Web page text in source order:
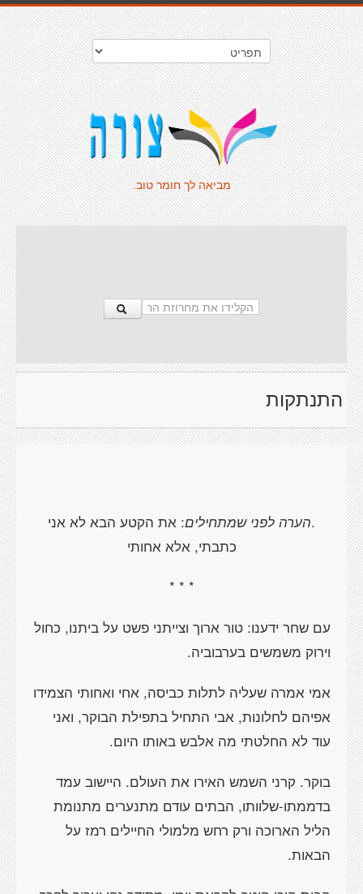
מביאה לך חומר טוב.
התנתקות
.הערה לפני שמתחילים: את הקטע הבא לא אני
כתבתי, אלא אחותי
* * *
עם שחר ידענו: טור ארוך וצייתני פשט על ביתנו, כחול
וירוק משמשים בערבוביה.
אמי אמרה שעליה לתלות כביסה, אחי ואחותי הצמידו
אפיהם לחלונות, אבי התחיל בתפילת הבוקר, ואני
עוד לא החלטתי מה אלבש באותו היום.
בוקר. קרני השמש האירו את העולם. היישוב עמד
בדממתו-שלוותו, הבתים עודם מתנערים מתנומת
הליל הארוכה ורק רחש מלמולי החיילים רמז על
הבאות.